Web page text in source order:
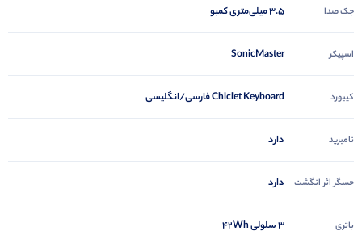
جک صدا 3.5 میلی‌متری کمبو
اسپیکر SonicMaster
کیبورد Chiclet Keyboard فارسی/انگلیسی
نامبرپد دارد
حسگر اثر انگشت دارد
باتری 3 سلولی 42Wh